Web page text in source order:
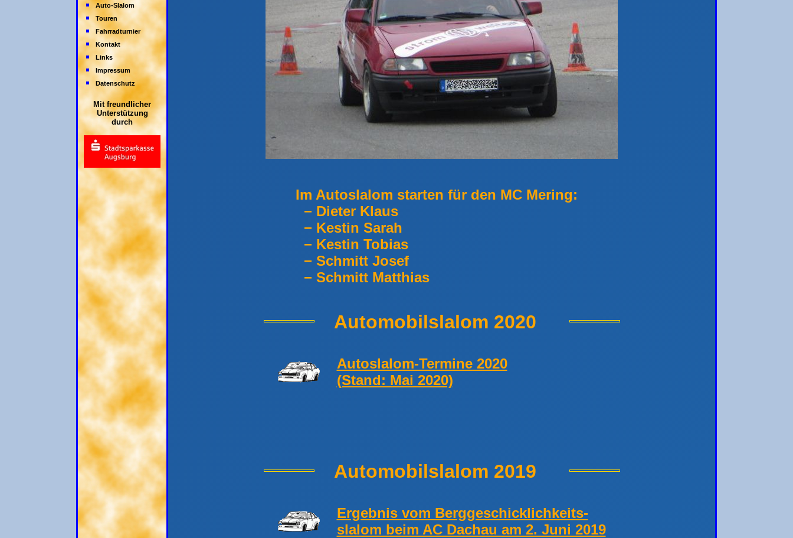
Auto-Slalom
Touren
Fahrradturnier
Kontakt
Links
Impressum
Datenschutz
Mit freundlicher
Unterstützung
durch
Im Autoslalom starten für den MC Mering:
− Dieter Klaus
− Kestin Sarah
− Kestin Tobias
− Schmitt Josef
− Schmitt Matthias
Automobilslalom 2020
Autoslalom-Termine 2020
(Stand: Mai 2020)
Automobilslalom 2019
Ergebnis vom Berggeschicklichkeits-
slalom beim AC Dachau am 2. Juni 2019